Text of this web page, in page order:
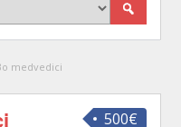
medvedici
500€